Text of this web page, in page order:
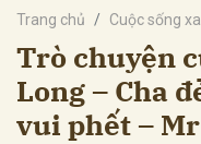
Trang chủ Cuộc sống
Trò chuyện
Long – Cha
vui phết –